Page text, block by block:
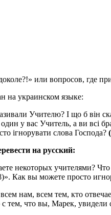
или вопросов, где
на украинском языке:
Учителю? І що б він
один у вас Учитель, а ви всі
ігнорувати слова Господа?
на русский:
некоторых учителями?
Как вы можете просто
нам, всем тем, кто
с тем, что вы, Марек,